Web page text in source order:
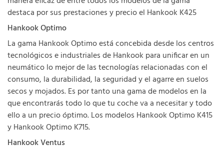
destaca por sus prestaciones y precio el Hankook K425
Hankook Optimo
La gama Hankook Optimo está concebida desde los centros
tecnológicos e industriales de Hankook para unificar en un
neumático lo mejor de las tecnologías relacionadas con el
consumo, la durabilidad, la seguridad y el agarre en suelos
secos y mojados. Es por tanto una gama de modelos en la
que encontrarás todo lo que tu coche va a necesitar y todo
ello a un precio óptimo. Los modelos Hankook Optimo K415
y Hankook Optimo K715.
Hankook Ventus